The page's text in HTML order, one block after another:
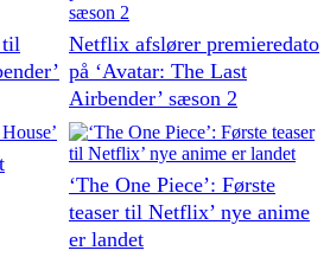
til
Netflix afslører premieredato
på ‘Avatar: The Last
Airbender’ sæson 2
‘The One Piece’: Første
teaser til Netflix’ nye anime
er landet